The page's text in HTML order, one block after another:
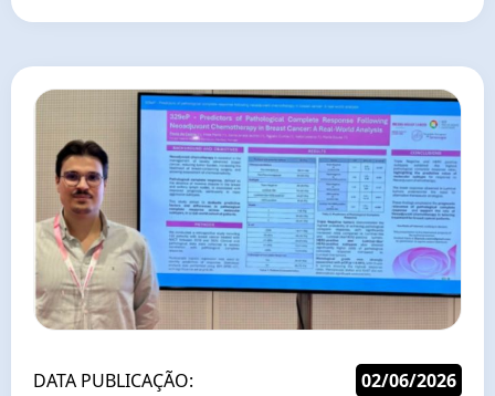
DATA PUBLICAÇÃO: 02/06/2026